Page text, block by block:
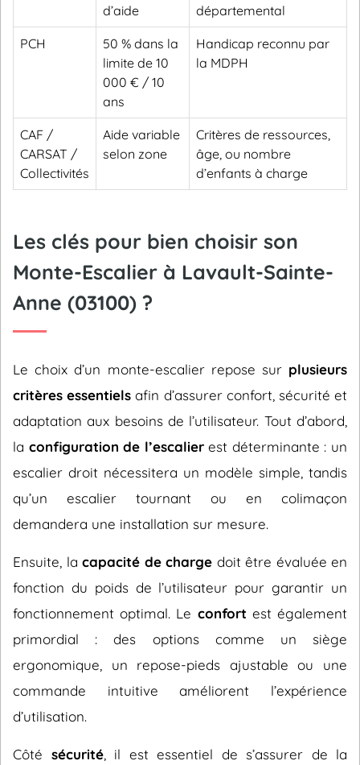
d’aide
départemental
PCH
50 % dans la
limite de 10
000 € / 10
ans
Handicap reconnu par
la MDPH
CAF /
CARSAT /
Collectivités
Aide variable
selon zone
Critères de ressources,
âge, ou nombre
d’enfants à charge
Les clés pour bien choisir son
Monte-Escalier à Lavault-Sainte-
Anne (03100) ?
Le choix d’un monte-escalier repose sur plusieurs
critères essentiels afin d’assurer confort, sécurité et
adaptation aux besoins de l’utilisateur. Tout d’abord,
la configuration de l’escalierest déterminante : un
escalier droit nécessitera un modèle simple, tandis
qu’un escalier tournant ou en colimaçon
demandera une installation sur mesure.
Ensuite, la capacité de charge doit être évaluée en
fonction du poids de l’utilisateur pour garantir un
fonctionnement optimal. Le confort est également
primordial : des options comme un siège
ergonomique, un repose-pieds ajustable ou une
commande intuitive améliorent l’expérience
d’utilisation.
Côté sécurité, il est essentiel de s’assurer de la